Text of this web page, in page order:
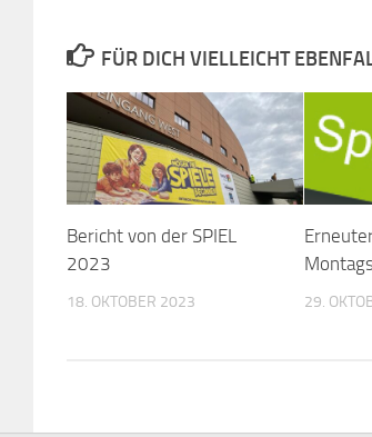
FÜR DICH VIELLEICHT
Bericht von der SPIEL
2023
18. OKTOBER 2023 29.